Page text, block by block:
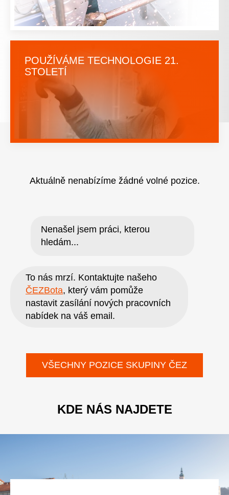
POUŽÍVÁME TECHNOLOGIE 21.
STOLETÍ
Aktuálně nenabízíme žádné volné pozice.
Nenašel jsem práci, kterou
hledám...
To nás mrzí. Kontaktujte našeho
ČEZBota, který vám pomůže
nastavit zasílání nových pracovních
nabídek na váš email.
VŠECHNY POZICE SKUPINY ČEZ
KDE NÁS NAJDETE